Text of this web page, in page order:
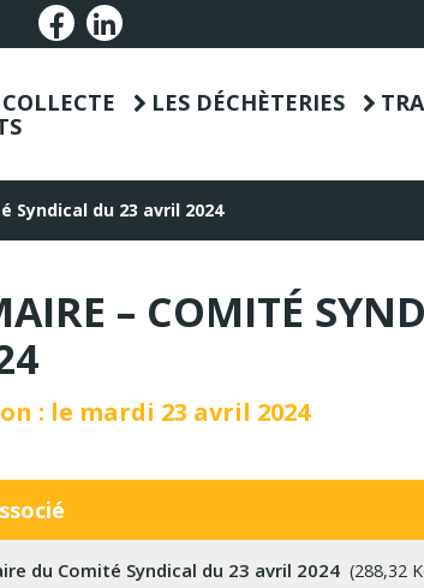
Lien vers le compte Facebook
Lien vers le compte Linkedin
LES DÉCHÈTERIES
Syndical du 23 avril 2024
– COMITÉ
: le mardi 23 avril 2024
du Comité Syndical du 23 avril 2024 288,32